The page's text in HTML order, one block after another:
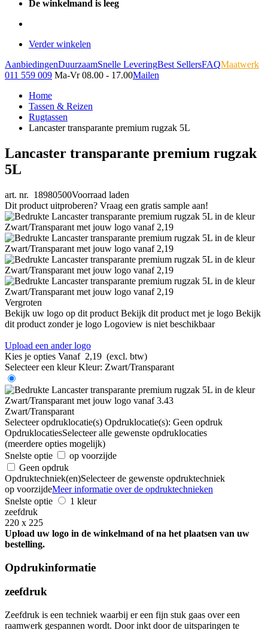
De winkelmand is leeg
Verder winkelen
AanbiedingenDuurzaamSnelle LeveringBest SellersFAQMaatwerk
011 559 009 Ma-Vr 08.00 - 17.00Mailen
Home
Tassen & Reizen
Rugtassen
Lancaster transparante premium rugzak 5L
Lancaster transparante premium rugzak
5L
art. nr. 18980500Voorraad laden
Dit product uitproberen? Vraag een gratis sample aan!
Vergroten
Bekijk uw logo op dit product Bekijk dit product met je logo Bekijk
dit product zonder je logo Logoview is niet beschikbaar
Upload een ander logo
Kies je opties Vanaf 2,19 (excl. btw)
Selecteer een kleur Kleur: Zwart/Transparant
Zwart/Transparant
Selecteer opdruklocatie(s) Opdruklocatie(s): Geen opdruk
OpdruklocatiesSelecteer alle gewenste opdruklocaties
(meerdere opties mogelijk)
Snelste optie
op voorzijde
Geen opdruk
Opdruktechniek(en)Selecteer de gewenste opdruktechniek
op voorzijdeMeer informatie over de opdruktechnieken
Snelste optie
1 kleur
zeefdruk
220 x 225
Upload uw logo in de winkelmand of na het plaatsen van uw
bestelling.
Opdrukinformatie
zeefdruk
Zeefdruk is een techniek waarbij er een fijn stuk gaas over een
raamwerk gespannen wordt. Door inkt door de uitsparingen te